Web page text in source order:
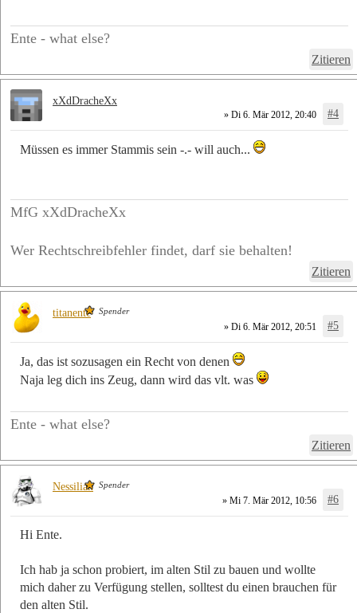
Ente - what else?
Zitieren
» Di 6. Mär 2012, 20:40 #4
Müssen es immer Stammis sein -.- will auch...
MfG xXdDracheXx
Wer Rechtschreibfehler findet, darf sie behalten!
Zitieren
xXdDracheXx
» Di 6. Mär 2012, 20:51 #5
Ja, das ist sozusagen ein Recht von denen
Naja leg dich ins Zeug, dann wird das vlt. was
Ente - what else?
Zitieren
titanente Spender
» Mi 7. Mär 2012, 10:56 #6
Hi Ente.
Ich hab ja schon probiert, im alten Stil zu bauen und wollte
mich daher zu Verfügung stellen, solltest du einen brauchen für
den alten Stil.
Nessilian Spender